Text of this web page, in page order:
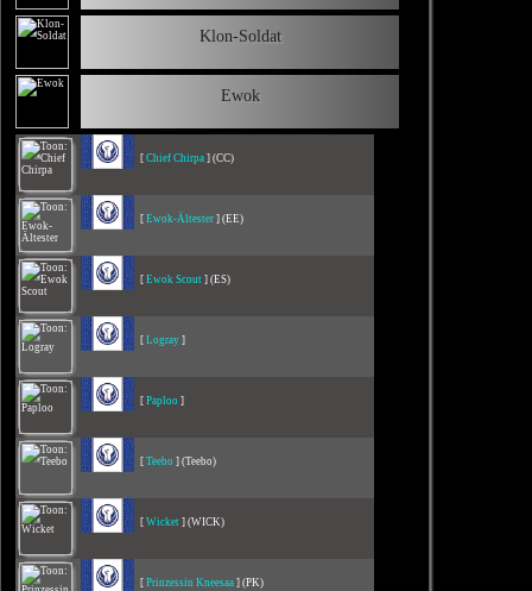
Klon-Soldat
Ewok
[ Chief Chirpa ] (CC)
[ Ewok-Ältester ] (EE)
[ Ewok Scout ] (ES)
[ Logray ]
[ Paploo ]
[ Teebo ] (Teebo)
[ Wicket ] (WICK)
[ Prinzessin Kneesaa ] (PK)